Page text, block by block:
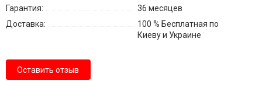
Гарантия:
36 месяцев
Доставка:
100 % Бесплатная по
Киеву и Украине
Оставить отзыв